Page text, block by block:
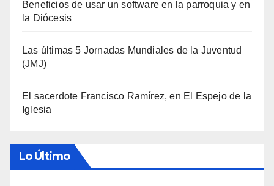
Beneficios de usar un software en la parroquia y en
la Diócesis
Las últimas 5 Jornadas Mundiales de la Juventud
(JMJ)
El sacerdote Francisco Ramírez, en El Espejo de la
Iglesia
Lo Último